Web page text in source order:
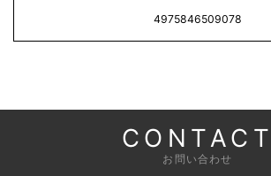
4975846509078
CONTACT
お問い合わせ